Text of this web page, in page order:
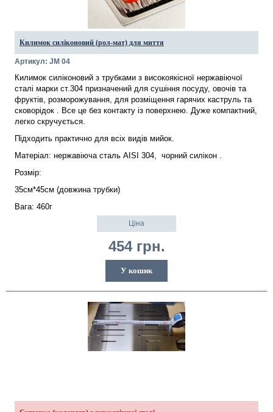
Килимок силіконовий (рол-мат) для миття
Артикул: JM 04
Килимок силіконовий з трубками з високоякісної нержавіючої
сталі марки ст.304 призначений для сушіння посуду, овочів та
фруктів, розморожування, для розміщення гарячих каструль та
сковорідок . Все це без контакту із поверхнею. Дуже компактний,
легко скручується.
Підходить практично для всіх видів мийок.
Матеріал: нержавіюча сталь AISI 304, чорний силікон .
Розмір:
35см*45см (довжина трубки)
Вага: 460г
Ціна
454 грн.
У кошик